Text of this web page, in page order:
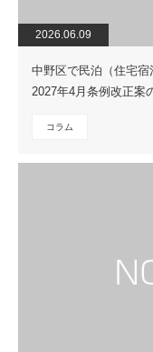
2026.06.09
中野区で民泊（住宅宿
2027年4月条例改正案
コラム